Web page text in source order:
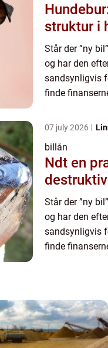
struktur i
Står der ”ny
og har den
sandsynligvis
finde
07 july 2026
billån
Ndt en praktisk guide til ikke-
Står der ”ny
og har den
sandsynligvis
finde